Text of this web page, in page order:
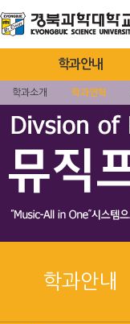
학과안내
학과소개 학과연혁
학과안내